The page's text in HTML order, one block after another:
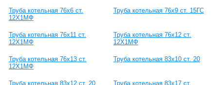
Труба котельная 76х6 ст.
12Х1МФ
Труба котельная 76х9 ст. 15ГС
Труба котельная 76х11 ст.
12Х1МФ
Труба котельная 76х12 ст.
12Х1МФ
Труба котельная 76х13 ст.
12Х1МФ
Труба котельная 83х10 ст. 20
Труба котельная 83х12 ст. 20
Труба котельная 83х17 ст.